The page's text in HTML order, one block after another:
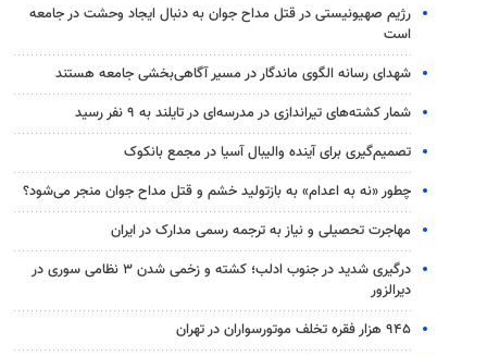
رژیم صهیونیستی در قتل مداح جوان به دنبال ایجاد وحشت در جامعه
است
شهدای رسانه الگوی ماندگار در مسیر آگاهی‌بخشی جامعه هستند
شمار کشته‌های تیراندازی در مدرسه‌ای در تایلند به ۹ نفر رسید
تصمیم‌گیری برای آینده والیبال آسیا در مجمع بانکوک
چطور «نه به اعدام» به بازتولید خشم و قتل مداح جوان منجر می‌شود؟
مهاجرت تحصیلی و نیاز به ترجمه رسمی مدارک در ایران
درگیری شدید در جنوب ادلب؛ کشته و زخمی شدن ۳ نظامی سوری در
دیرالزور
۹۴۵ هزار فقره تخلف موتورسواران در تهران